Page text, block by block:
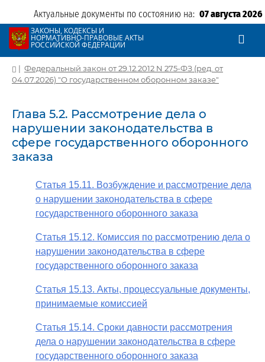
Актуальные документы по состоянию на: 07 августа 2026
ЗАКОНЫ, КОДЕКСЫ И
НОРМАТИВНО-ПРАВОВЫЕ АКТЫ
РОССИЙСКОЙ ФЕДЕРАЦИИ
| Федеральный закон от 29.12.2012 N 275-ФЗ (ред. от
04.07.2026) "О государственном оборонном заказе"
Глава 5.2. Рассмотрение дела о
нарушении законодательства в
сфере государственного оборонного
заказа
Статья 15.11. Возбуждение и рассмотрение дела
о нарушении законодательства в сфере
государственного оборонного заказа
Статья 15.12. Комиссия по рассмотрению дела о
нарушении законодательства в сфере
государственного оборонного заказа
Статья 15.13. Акты, процессуальные документы,
принимаемые комиссией
Статья 15.14. Сроки давности рассмотрения
дела о нарушении законодательства в сфере
государственного оборонного заказа